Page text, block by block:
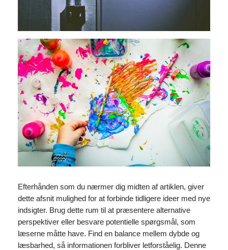
Efterhånden som du nærmer dig midten af artiklen, giver
dette afsnit mulighed for at forbinde tidligere ideer med nye
indsigter. Brug dette rum til at præsentere alternative
perspektiver eller besvare potentielle spørgsmål, som
læserne måtte have. Find en balance mellem dybde og
læsbarhed, så informationen forbliver letforståelig. Denne